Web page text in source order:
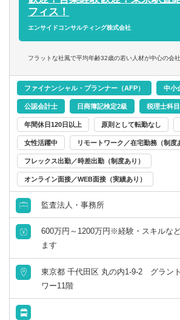
フィス！
エンサイドコンサルティング株式会社
フラットな社風で平均年齢32歳の若い人材が中心の会社
ファイナンシャル・プランナー（AFP） 中小
公認会計士 日商簿記検定2級 税理士科
年間休日120日以上 原則として転勤なし
女性活躍中 リモートワーク／在宅勤務（制度
フレックス出勤／時差出勤（制度あり）
オンライン面接／WEB面接（実績あり）
監査法人・事務所
600万円～1200万円※経験・スキルな
ます
東京都 千代田区 丸の内1-9-2 グラン
ワー11階